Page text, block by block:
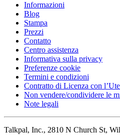
Informazioni
Blog
Stampa
Prezzi
Contatto
Centro assistenza
Informativa sulla privacy
Preferenze cookie
Termini e condizioni
Contratto di Licenza con
Non vendere/condividere le
Note legali
Talkpal, Inc., 2810 N Church St,